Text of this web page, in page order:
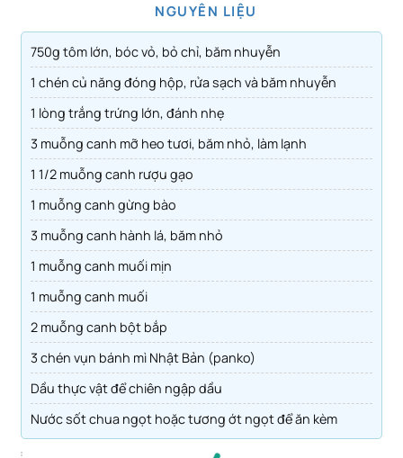
NGUYÊN LIỆU
750g tôm lớn, bóc vỏ, bỏ chỉ, băm nhuyễn
1 chén củ năng đóng hộp, rửa sạch và băm nhuyễn
1 lòng trắng trứng lớn, đánh nhẹ
3 muỗng canh mỡ heo tươi, băm nhỏ, làm lạnh
1 1/2 muỗng canh rượu gạo
1 muỗng canh gừng bào
3 muỗng canh hành lá, băm nhỏ
1 muỗng canh muối mịn
1 muỗng canh muối
2 muỗng canh bột bắp
3 chén vụn bánh mì Nhật Bản (panko)
Dầu thực vật để chiên ngập dầu
Nước sốt chua ngọt hoặc tương ớt ngọt để ăn kèm